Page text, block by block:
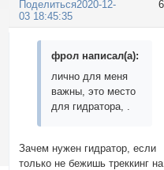
Поделиться2020-12-
03 18:45:35
фрол написал(а):
лично для меня
важны, это место
для гидратора, .
Зачем нужен гидратор, если
только не бежишь треккинг на